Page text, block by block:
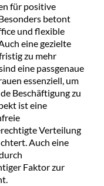
für positive
betont
und flexible
eine gezielte
zu mehr
eine passgenaue
essenziell, um
Beschäftigung zu
ist eine
Verteilung
Auch eine
Faktor zur